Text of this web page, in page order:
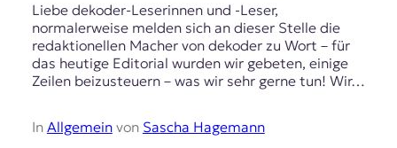
Liebe dekoder-Leserinnen und -Leser,
normalerweise melden sich an dieser Stelle die
redaktionellen Macher von dekoder zu Wort – für
das heutige Editorial wurden wir gebeten, einige
Zeilen beizusteuern – was wir sehr gerne tun! Wir…
In Allgemeinvon Sascha Hagemann